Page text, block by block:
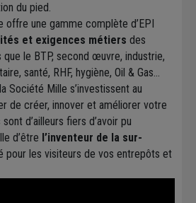
du pied.
offre une gamme complète d’EPI
et exigences métiers des
le BTP, second œuvre, industrie,
santé, RHF, hygiène, Oil & Gas…
Société Mille s’investissent au
de créer, innover et améliorer votre
d’ailleurs fiers d’avoir pu
d’être l’inventeur de la sur-
pour les visiteurs de vos entrepôts et